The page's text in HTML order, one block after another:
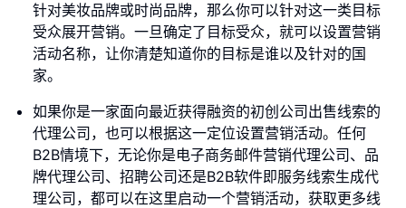
针对美妆品牌或时尚品牌，那么你可以针对这一类目标
受众展开营销。一旦确定了目标受众，就可以设置营销
活动名称，让你清楚知道你的目标是谁以及针对的国
家。
如果你是一家面向最近获得融资的初创公司出售线索的
代理公司，也可以根据这一定位设置营销活动。任何
B2B情境下，无论你是电子商务邮件营销代理公司、品
牌代理公司、招聘公司还是B2B软件即服务线索生成代
理公司，都可以在这里启动一个营销活动，获取更多线